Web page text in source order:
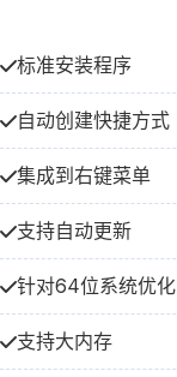
标准安装程序
自动创建快捷方式
集成到右键菜单
支持自动更新
针对64位系统优化
支持大内存